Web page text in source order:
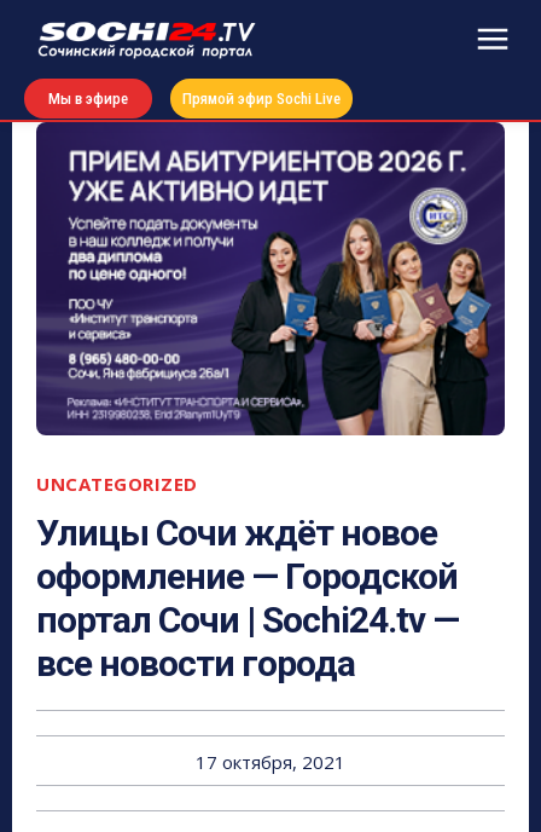
Мы в эфире Прямой эфир Sochi Live
UNCATEGORIZED
Улицы Сочи ждёт новое
оформление — Городской
портал Сочи | Sochi24.tv —
все новости города
17 октября, 2021